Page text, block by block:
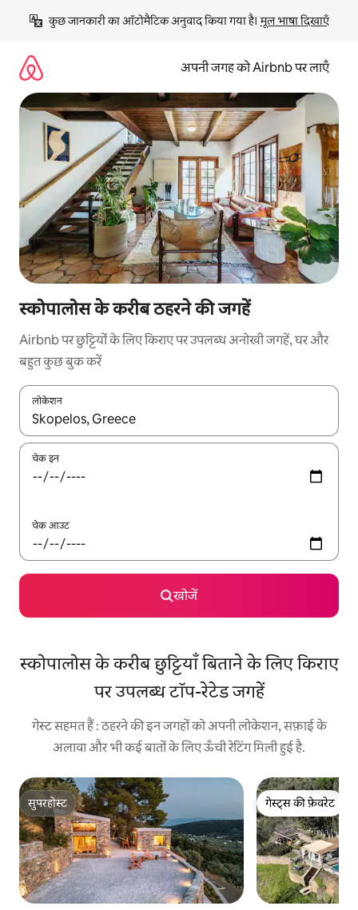
छोड़कर
कॉन्टेंट
कुछ जानकारी का ऑटोमैटिक अनुवाद किया गया है। मूल भाषा दिखाएँ
अपनी जगह को Airbnb पर लाएँ
स्कोपालोस के करीब ठहरने की जगहें
Airbnb पर छुट्टियों के लिए किराए पर उपलब्ध अनोखी जगहें, घर और
बहुत कुछ बुक करें
लोकेशन
नतीजों के उपलब्ध होने पर, अप और डाउन 'ऐरो की' का इस्तेमाल करके नेविगेट
चेक इन
चेक आउट
खोजें
स्कोपालोस के करीब छुट्टियाँ बिताने के लिए किराए
पर उपलब्ध टॉप-रेटेड जगहें
गेस्ट सहमत हैं : ठहरने की इन जगहों को अपनी लोकेशन, सफ़ाई के
अलावा और भी कई बातों के लिए ऊँची रेटिंग मिली हुई है.
सुपरहोस्ट
सुपरहोस्ट
गेस्ट्स की फ़ेवरेट
गेस्ट्स की फ़ेवरेट